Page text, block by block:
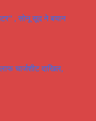
, सोनू सूद ने बयान
चार्जशीट दाखिल,